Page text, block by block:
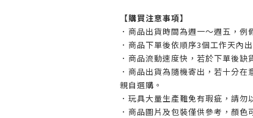
【購買注意事項】
．商品出貨時間為週一～週五，例
．商品下單後依順序3個工作天內
．商品流動速度快，若於下單後缺
．商品出貨為隨機寄出，若十分
親自選購。
．玩具大量生產難免有瑕疵，請勿
．商品圖片及包裝僅供參考，顏